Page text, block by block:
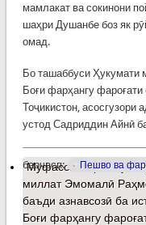
мамлакат ва сокинони
шаҳри Душанбе боз як
омад.
Бо ташаббуси Ҳукумати
Боғи фарҳангу
Тоҷикистон, асосгузори
устод Садриддин Айнӣ
барчасп: Пешво ва
Муфассалтаро
миллат Эмомалӣ
баъди азнавсозӣ ба
Боғи фарҳангу